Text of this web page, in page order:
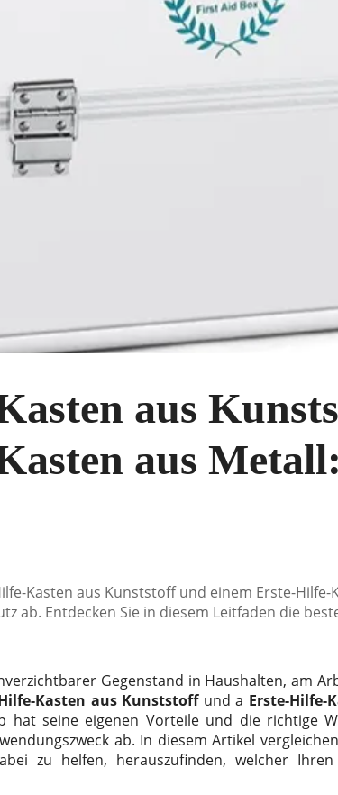
aus
aus
Kasten aus Kunststoff und einem Erste-
ab. Entdecken Sie in diesem Leitfaden die
Gegenstand in Haushalten, am
Kasten aus Kunststoffund a Erste-Hilfe-
hat seine eigenen Vorteile und die richtige
ab. In diesem Artikel
zu helfen, herauszufinden, welcher